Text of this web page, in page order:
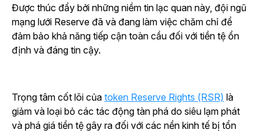
Được thúc đẩy bởi những niềm tin lạc quan này, đội ngũ
mạng lưới Reserve đã và đang làm việc chăm chỉ để
đảm bảo khả năng tiếp cận toàn cầu đối với tiền tệ ổn
định và đáng tin cậy.
Trọng tâm cốt lõi của token Reserve Rights (RSR) là
giảm và loại bỏ các tác động tàn phá do siêu lạm phát
và phá giá tiền tệ gây ra đối với các nền kinh tế bị tổn